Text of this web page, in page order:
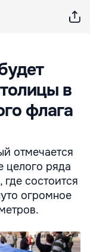
в
флага
отмечается
целого ряда
состоится
огромное